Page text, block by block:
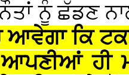
ਨੂੰ ਛੱਡਣ
ਆਵੇਗਾ ਕਿ
ਹੀ